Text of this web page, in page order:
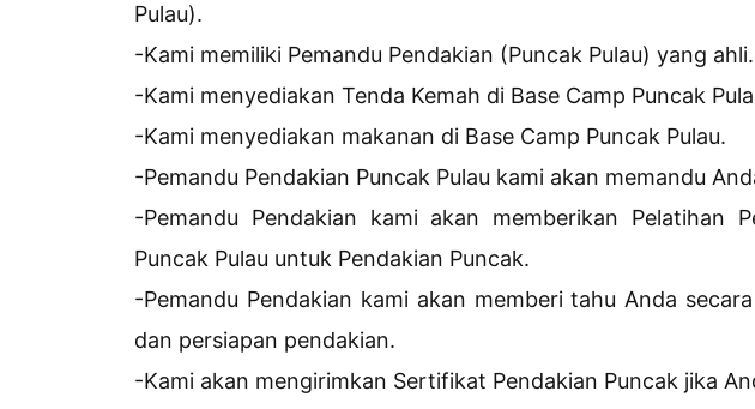
Pulau).
-Kami memiliki Pemandu Pendakian (Puncak Pulau) yang ahli.
-Kami menyediakan Tenda Kemah di Base Camp Puncak
-Kami menyediakan makanan di Base Camp Puncak Pulau.
-Pemandu Pendakian Puncak Pulau kami akan memandu
-Pemandu Pendakian kami akan memberikan Pelatihan
Puncak Pulau untuk Pendakian Puncak.
-Pemandu Pendakian kami akan memberi tahu Anda
dan persiapan pendakian.
-Kami akan mengirimkan Sertifikat Pendakian Puncak jika